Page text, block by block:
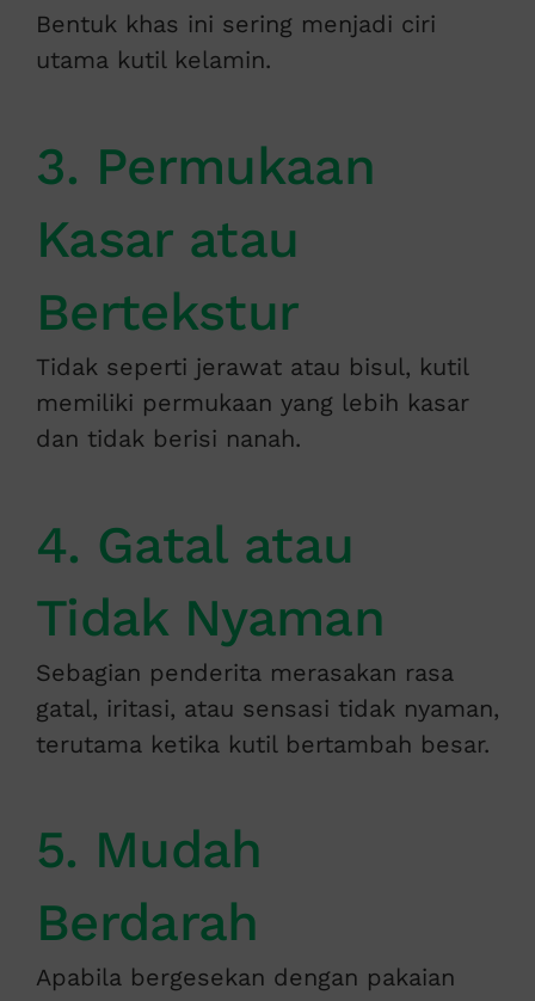
Bentuk khas ini sering menjadi ciri
utama kutil kelamin.
3. Permukaan
Kasar atau
Bertekstur
Tidak seperti jerawat atau bisul, kutil
memiliki permukaan yang lebih kasar
dan tidak berisi nanah.
4. Gatal atau
Tidak Nyaman
Sebagian penderita merasakan rasa
gatal, iritasi, atau sensasi tidak nyaman,
terutama ketika kutil bertambah besar.
5. Mudah
Berdarah
Apabila bergesekan dengan pakaian